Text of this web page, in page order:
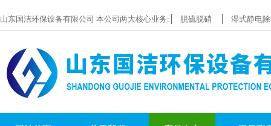
山东国洁环保设备有限公司 本公司两大核心业务: 脱硫脱硝 湿式静电